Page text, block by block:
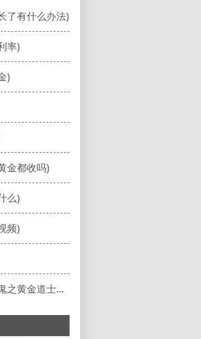
了有什么办法)
率)
)
金都收吗)
么)
频)
鬼打鬼之黄金道士在线观看(鬼打鬼之黄金道士在线观看免费)